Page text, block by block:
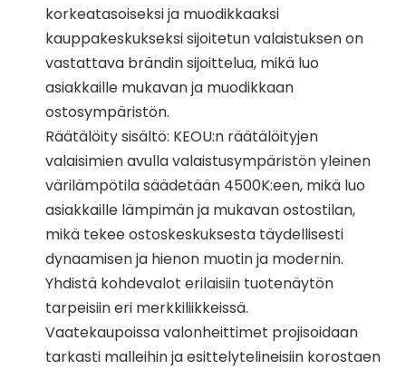
korkeatasoiseksi ja muodikkaaksi
kauppakeskukseksi sijoitetun valaistuksen on
vastattava brändin sijoittelua, mikä luo
asiakkaille mukavan ja muodikkaan
ostosympäristön.
Räätälöity sisältö: KEOU:n räätälöityjen
valaisimien avulla valaistusympäristön yleinen
värilämpötila säädetään 4500K:een, mikä luo
asiakkaille lämpimän ja mukavan ostostilan,
mikä tekee ostoskeskuksesta täydellisesti
dynaamisen ja hienon muotin ja modernin.
Yhdistä kohdevalot erilaisiin tuotenäytön
tarpeisiin eri merkkiliikkeissä.
Vaatekaupoissa valonheittimet projisoidaan
tarkasti malleihin ja esittelytelineisiin korostaen